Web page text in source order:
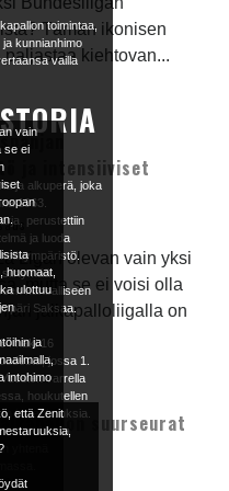
toimintaa,
kunnianhimo
vailla
ja alkuperä, joka
1963.
perustettiin
ja luoda
kansalliseen
Saksaa.
näki 16
jossa 1.
varrella
houkutellen
lahjakkuuksia.
taitoa ja
yhtenä
Tämän ikonisen
kiehtovan...
vain
se ei
huomaat,
ulottuu
ja
intohimo
ja intensiiviset
Ligan olevan vain yksi
mutta se ei voisi olla
jalkapalloliigalla on
että Zenit
suurseurat